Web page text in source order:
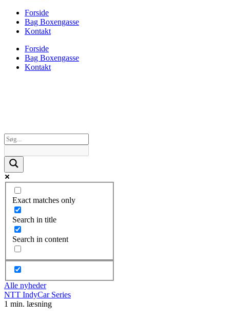
Forside
Bag Boxengasse
Kontakt
Forside
Bag Boxengasse
Kontakt
Exact matches only
Search in title
Search in content
Alle nyheder
NTT IndyCar Series
1 min. læsning